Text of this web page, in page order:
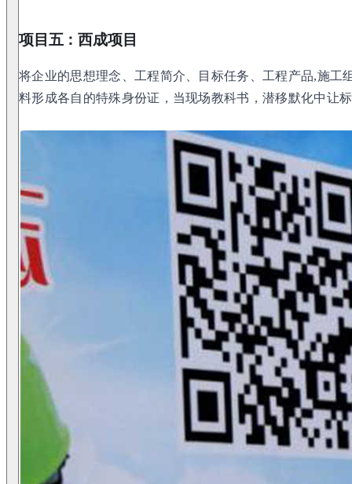
项目五：西成项目
将企业的思想理念、工程简介、目标任务、工程产品,施工
料形成各自的特殊身份证，当现场教科书，潜移默化中让